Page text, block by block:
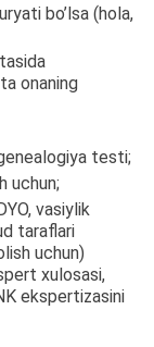
bo’lsa (hola,
onaning
testi;
uchun;
vasiylik
taraflari
uchun)
xulosasi,
ekspertizasini